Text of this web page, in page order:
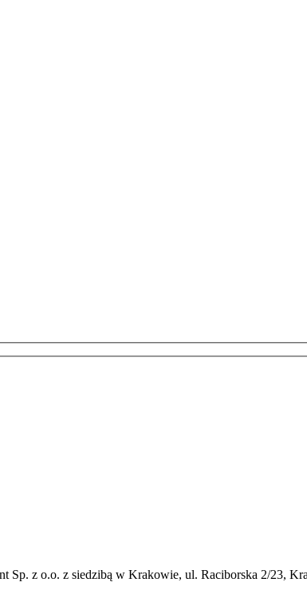
Sp. z o.o. z siedzibą w Krakowie, ul. Raciborska 2/23,